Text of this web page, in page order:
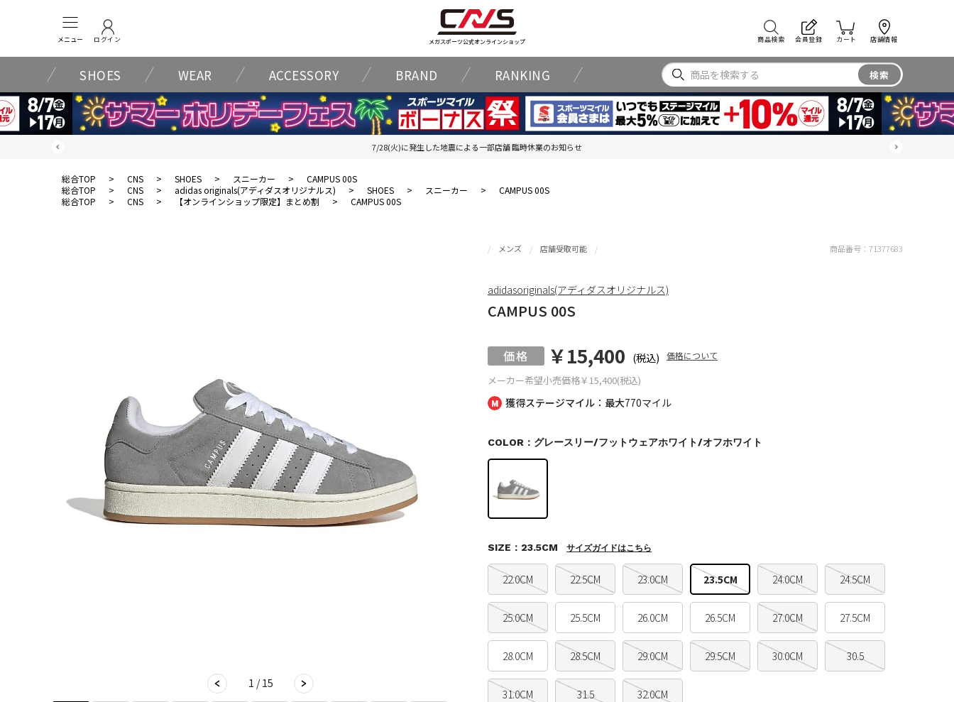
メニュー ログイン メガスポーツ公式オンラインショップ 商品検索 会員登録 カート 店舗情報
SHOES WEAR ACCESSORY BRAND RANKING 検索
7/28(火)に発生した地震による一部店舗 臨時休業のお知らせ
総合TOP > CNS > SHOES > スニーカー >
CAMPUS 00S
総合TOP
> CNS > adidas originals(アディダスオリジナルス) > SHOES > スニーカー >
CAMPUS 00S
総合TOP
> CNS > 【オンラインショップ限定】まとめ割 > CAMPUS 00S
1 / 15
獲得ステージマイル：最大770マイル
メンズ 店舗受取可能
CAMPUS 00S
メーカー希望小売価格￥15,400(税込)
￥15,400 (税込) 価格について
COLOR：グレースリー/フットウェアホワイト/オフホワイト
22.0CM 22.5CM 23.0CM 23.5CM 24.0CM 24.5CM
25.0CM 25.5CM 26.0CM 26.5CM 27.0CM 27.5CM
28.0CM 28.5CM 29.0CM 29.5CM 30.0CM 30.5
31.0CM 31.5 32.0CM
SIZE：23.5CM サイズガイドはこちら
商品番号： 71377683
adidasoriginals(アディダスオリジナルス)